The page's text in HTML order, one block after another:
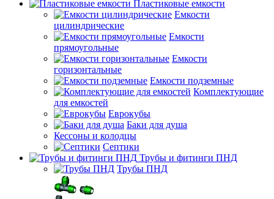
Пластиковые емкости
Емкости
цилиндрические
Емкости
прямоугольные
Емкости
горизонтальные
Емкости подземные
Комплектующие
для емкостей
Еврокубы
Баки для душа
Кессоны и колодцы
Септики
Трубы и фитинги ПНД
Трубы ПНД